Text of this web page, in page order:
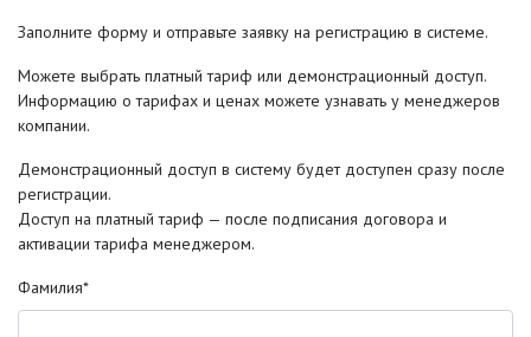
Заполните форму и отправьте заявку на регистрацию в системе.
Можете выбрать платный тариф или демонстрационный доступ.
Информацию о тарифах и ценах можете узнавать у менеджеров
компании.
Демонстрационный доступ в систему будет доступен сразу после
регистрации.
Доступ на платный тариф — после подписания договора и
активации тарифа менеджером.
Фамилия*